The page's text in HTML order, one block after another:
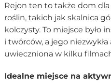
Rejon ten to także dom
roślin, takich jak skalnica
kolczysty. To miejsce było
i twórców, a jego niezwykła
uwieczniona w kilku
Idealne miejsce na